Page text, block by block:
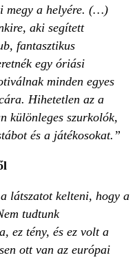
megy a helyére. (…)
aki segített
fantasztikus
egy óriási
minden egyes
Hihetetlen az a
különleges szurkolók,
és a játékosokat.”
a látszatot kelteni, hogy a
tudtunk
ez tény, és ez volt a
ott van az európai